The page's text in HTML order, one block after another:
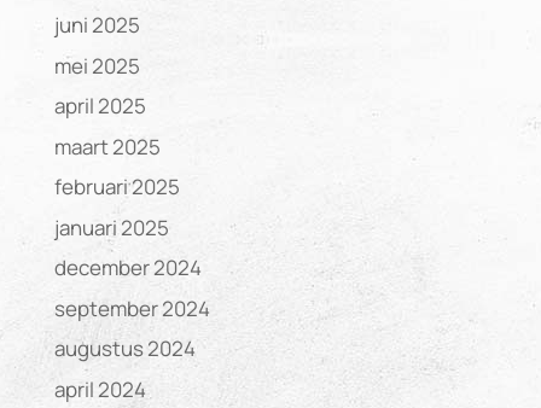
juni 2025
mei 2025
april 2025
maart 2025
februari 2025
januari 2025
december 2024
september 2024
augustus 2024
april 2024